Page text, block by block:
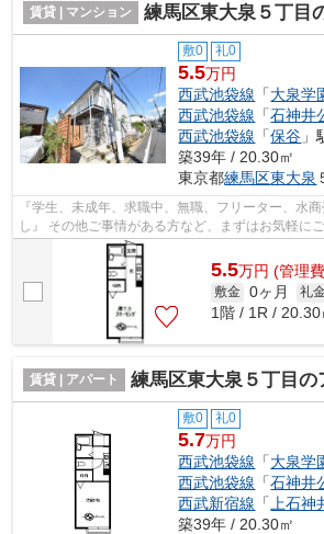
賃貸 | マンション 練馬区東大泉５丁目
敷0 礼0
5.5万円
西武池袋線 「大泉学
西武池袋線 「石神井
西武池袋線 「保谷 」
築39年 / 20.30㎡
東京都練馬区東大泉
『学生、未成年、求職中、無職、フリーター、水
し』 その他ご事情がある方など、まずはお気軽に
スタッフが対応致しますのでご希望...
5.5万円 (管理
敷金 0ヶ月 礼
1階 / 1R / 20.30
賃貸 | アパート 練馬区東大泉５丁目の
敷0 礼0
5.7万円
西武池袋線 「大泉学
西武池袋線 「石神井
西武新宿線 「 上石神
築39年 / 20.30㎡